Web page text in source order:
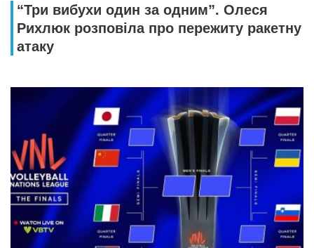
“Три вибухи один за одним”. Олеся
Рихлюк розповіла про пережиту ракетну
атаку